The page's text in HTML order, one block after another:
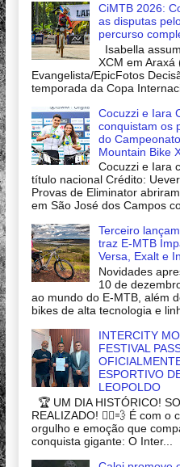
CiMTB 2026:
as disputas
percurso
Isabella
XCM em Araxá
Evangelista/EpicFotos
temporada da Copa
Cocuzzi e Iara
conquistam os
do
Mountain Bike
Cocuzzi e Iara
título nacional Crédito:
Provas de Eliminator
em São José dos Campos
Terceiro
traz E-MTB
Versa, Exalt e
Novidades
10 de
ao mundo do E-MTB, além
bikes de alta tecnologia e
INTERCITY
FESTIVAL
ESPORTIVO
LEOPOLDO
🏆 UM DIA HISTÓRICO!
REALIZADO! 🚴‍♂️💨 É com o
orgulho e emoção que
conquista gigante: O Inter...